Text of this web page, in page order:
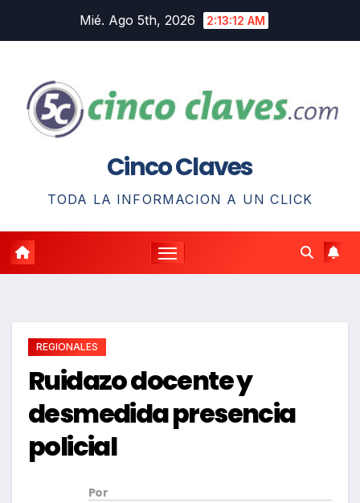
Mié. Ago 5th, 2026 2:13:14 AM
Cinco Claves
TODA LA INFORMACION A UN CLICK
REGIONALES
Ruidazo docente y
desmedida presencia
policial
Por